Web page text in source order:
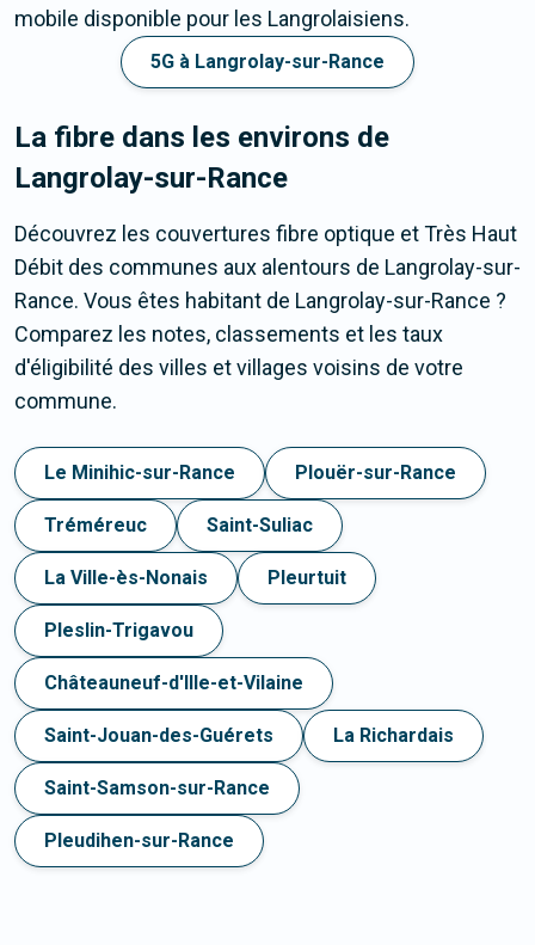
mobile disponible pour les Langrolaisiens.
5G à Langrolay-sur-Rance
La fibre dans les environs de
Langrolay-sur-Rance
Découvrez les couvertures fibre optique et Très Haut
Débit des communes aux alentours de Langrolay-sur-
Rance. Vous êtes habitant de Langrolay-sur-Rance ?
Comparez les notes, classements et les taux
d'éligibilité des villes et villages voisins de votre
commune.
Le Minihic-sur-Rance Plouër-sur-Rance
Tréméreuc Saint-Suliac
La Ville-ès-Nonais Pleurtuit
Pleslin-Trigavou
Châteauneuf-d'Ille-et-Vilaine
Saint-Jouan-des-Guérets La Richardais
Saint-Samson-sur-Rance
Pleudihen-sur-Rance